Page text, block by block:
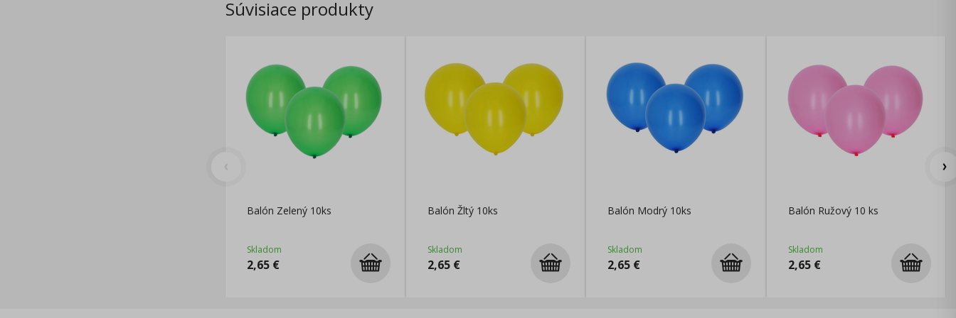
Súvisiace produkty
Balón Zelený 10ks
Skladom
2,65 €
Balón Žltý 10ks
Skladom
2,65€
Balón Modrý 10ks
Skladom
2,65 €
Balón Ružový 10 ks
Skladom
2,65€